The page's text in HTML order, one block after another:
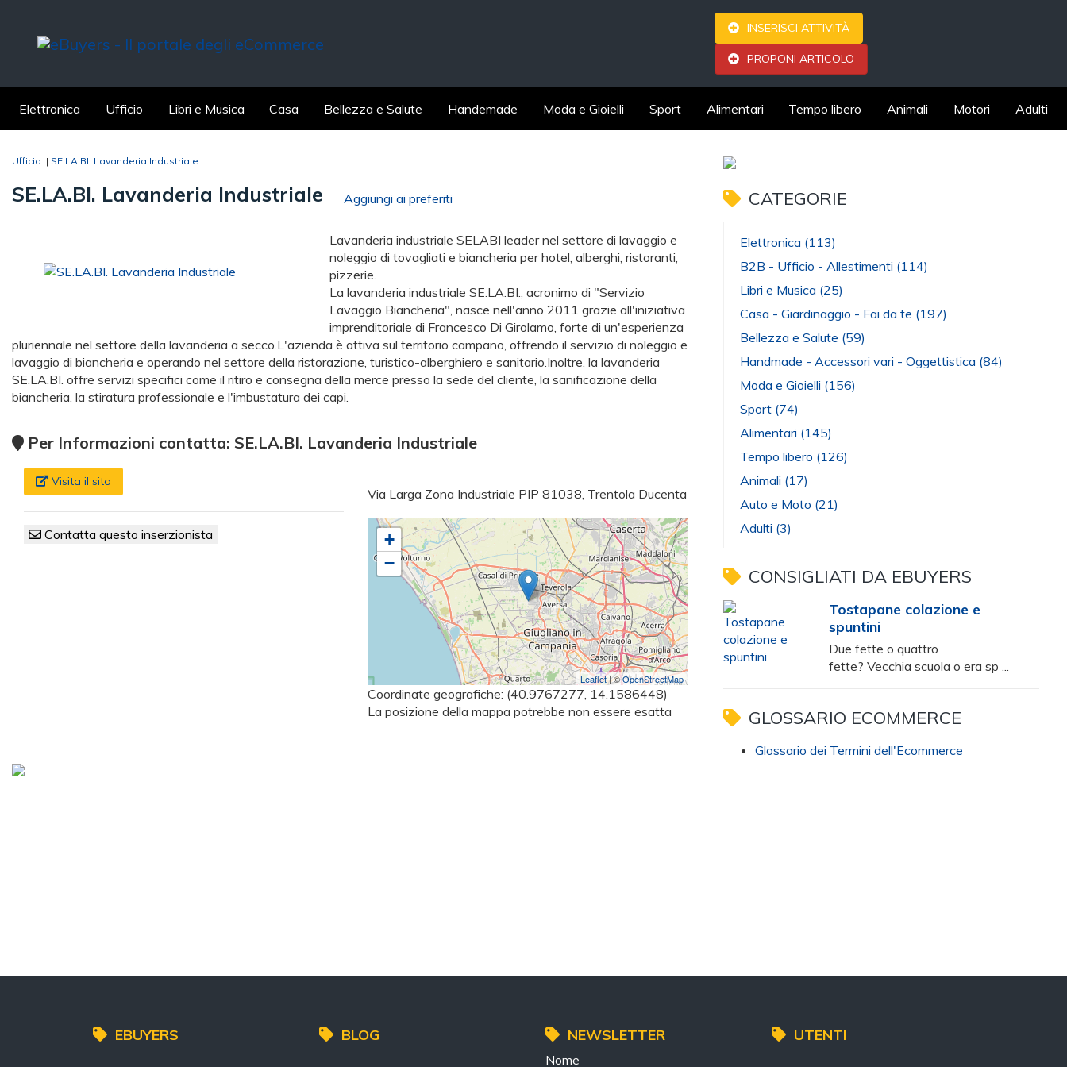
INSERISCI ATTIVITÀ
PROPONI ARTICOLO
Elettronica Ufficio Libri e Musica Casa Bellezza e Salute Handemade Moda e Gioielli Sport Alimentari Tempo libero Animali Motori Adulti
Ufficio | SE.LA.BI. Lavanderia Industriale
SE.LA.BI. Lavanderia Industriale Aggiungi ai preferiti
Lavanderia industriale SELABI leader nel settore di lavaggio e
noleggio di tovagliati e biancheria per hotel, alberghi, ristoranti,
pizzerie.
La lavanderia industriale SE.LA.BI., acronimo di "Servizio
Lavaggio Biancheria", nasce nell'anno 2011 grazie all'iniziativa
imprenditoriale di Francesco Di Girolamo, forte di un'esperienza
pluriennale nel settore della lavanderia a secco.L'azienda è attiva sul territorio campano, offrendo il servizio di noleggio e
lavaggio di biancheria e operando nel settore della ristorazione, turistico-alberghiero e sanitario.Inoltre, la lavanderia
SE.LA.BI. offre servizi specifici come il ritiro e consegna della merce presso la sede del cliente, la sanificazione della
biancheria, la stiratura professionale e l'imbustatura dei capi.
Per Informazioni contatta: SE.LA.BI. Lavanderia Industriale
Visita il sito
Contatta questo inserzionista
Via Larga Zona Industriale PIP 81038, Trentola Ducenta
+
−
Leaflet| ©OpenStreetMap
Coordinate geografiche: (40.9767277, 14.1586448)
La posizione della mappa potrebbe non essere esatta
CATEGORIE
Elettronica (113)
B2B - Ufficio - Allestimenti (114)
Libri e Musica (25)
Casa - Giardinaggio - Fai da te (197)
Bellezza e Salute (59)
Handmade - Accessori vari - Oggettistica (84)
Moda e Gioielli (156)
Sport (74)
Alimentari (145)
Tempo libero (126)
Animali (17)
Auto e Moto (21)
Adulti (3)
CONSIGLIATI DA EBUYERS
Tostapane colazione e
spuntini
Due fette o quattro
fette? Vecchia scuola o era sp ...
GLOSSARIO ECOMMERCE
Glossario dei Termini dell'Ecommerce
EBUYERS BLOG NEWSLETTER
Nome
UTENTI